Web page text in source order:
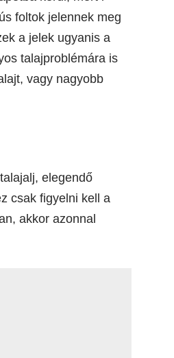
foltok jelennek meg
a jelek ugyanis a
talajproblémára is
vagy nagyobb
elegendő
csak figyelni kell a
akkor azonnal